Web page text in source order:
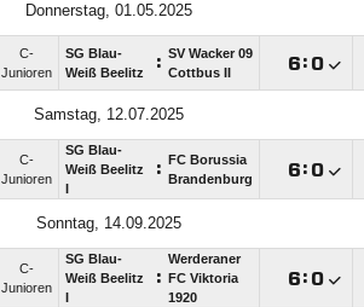
Donnerstag, 01.05.2025
C-
Junioren
SG Blau-
Weiß Beelitz
: SV Wacker 09
Cottbus II
: 
Samstag, 12.07.2025
C-
Junioren
SG Blau-
Weiß Beelitz
:
FC Borussia
Brandenburg
: 
Sonntag, 14.09.2025
C-
Junioren
SG Blau-
Weiß Beelitz
:
Werderaner
FC Viktoria
1920
: 